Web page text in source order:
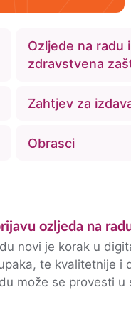
Ozljede na radu
zdravstvena
Zahtjev za
Obrasci
ozljeda na
novi je korak u
te kvalitetnije i
se provesti u samo
u…